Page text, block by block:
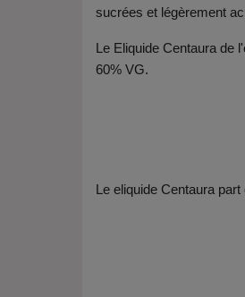
sucrées et légèrement
Le Eliquide Centaura de
60% VG.
Le eliquide Centaura